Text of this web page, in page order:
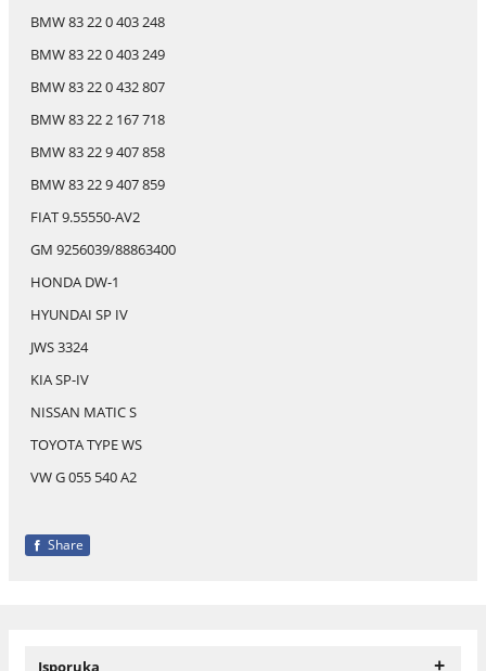
BMW 83 22 0 403 248
BMW 83 22 0 403 249
BMW 83 22 0 432 807
BMW 83 22 2 167 718
BMW 83 22 9 407 858
BMW 83 22 9 407 859
FIAT 9.55550-AV2
GM 9256039/88863400
HONDA DW-1
HYUNDAI SP IV
JWS 3324
KIA SP-IV
NISSAN MATIC S
TOYOTA TYPE WS
VW G 055 540 A2
Share
Isporuka +